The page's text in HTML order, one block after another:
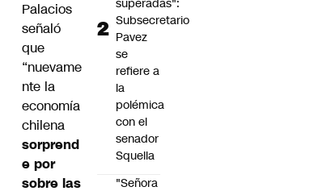
Palacios
señaló
que
“nuevame
nte la
economía
chilena
sorprend
e por
sobre las
superadas":
Subsecretario
Pavez
se
refiere a
la
polémica
con el
senador
Squella
"Señora